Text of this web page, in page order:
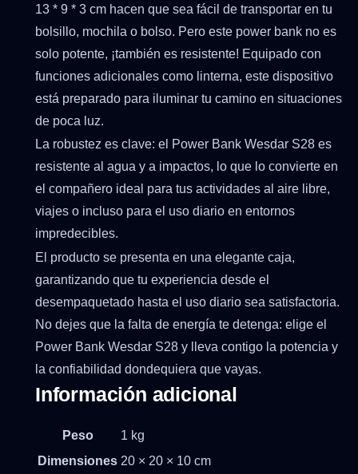
13 * 9 * 3 cm hacen que sea fácil de transportar en tu
bolsillo, mochila o bolso. Pero este power bank no es
solo potente, ¡también es resistente! Equipado con
funciones adicionales como linterna, este dispositivo
está preparado para iluminar tu camino en situaciones
de poca luz.
La robustez es clave: el Power Bank Wesdar S28 es
resistente al agua y a impactos, lo que lo convierte en
el compañero ideal para tus actividades al aire libre,
viajes o incluso para el uso diario en entornos
impredecibles.
El producto se presenta en una elegante caja,
garantizando que tu experiencia desde el
desempaquetado hasta el uso diario sea satisfactoria.
No dejes que la falta de energía te detenga: elige el
Power Bank Wesdar S28 y lleva contigo la potencia y
la confiabilidad dondequiera que vayas.
Información adicional
Peso
1 kg
Dimensiones 20 × 20 × 10 cm